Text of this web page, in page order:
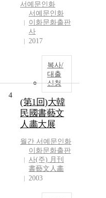
서예문인화
서예문인화
이화문화출판
사
2017
복사/
대출
신청
4
(第1回)大韓
民國書藝文
人畵大展
월간 서예문인화
이화문화출판
사(주) 月刊
書藝文人畵
2003